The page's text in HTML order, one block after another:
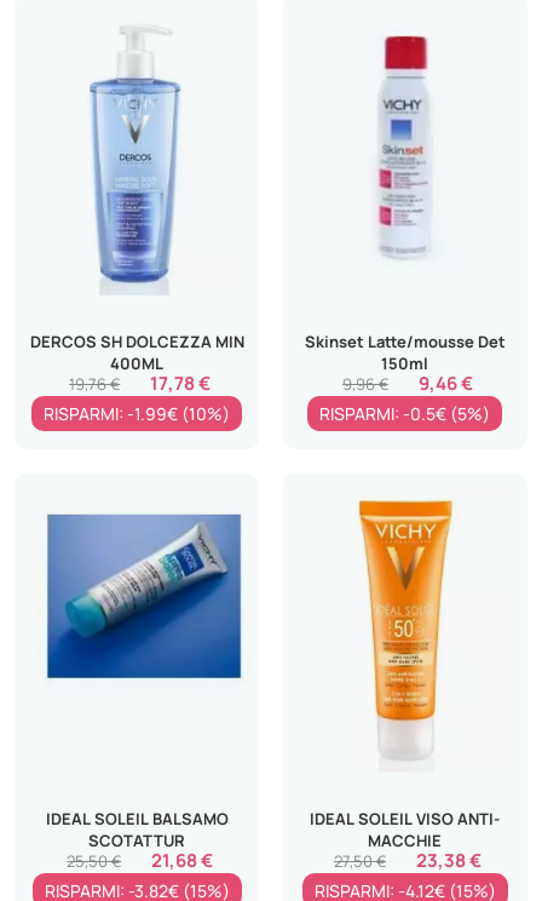
DERCOS SH DOLCEZZA MIN
400ML
17,78 €
19,76 €
RISPARMI: -1.99€ (10%)
Skinset Latte/mousse Det
150ml
9,46 €
9,96 €
RISPARMI: -0.5€ (5%)
IDEAL SOLEIL BALSAMO
SCOTATTUR
21,68 €
25,50 €
RISPARMI: -3.82€ (15%)
IDEAL SOLEIL VISO ANTI-
MACCHIE
23,38 €
27,50 €
RISPARMI: -4.12€ (15%)